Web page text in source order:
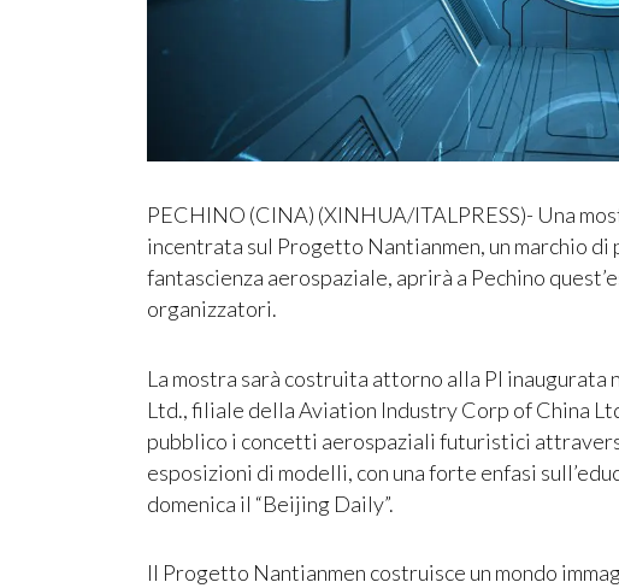
PECHINO (CINA) (XINHUA/ITALPRESS)- Una
incentrata sul Progetto Nantianmen, un marchio
fantascienza aerospaziale, aprirà a Pechino
organizzatori.
La mostra sarà costruita attorno alla PI inaugurata
Ltd., filiale della Aviation Industry Corp of China
pubblico i concetti aerospaziali futuristici
esposizioni di modelli, con una forte enfasi
domenica il “Beijing Daily”.
Il Progetto Nantianmen costruisce un mondo